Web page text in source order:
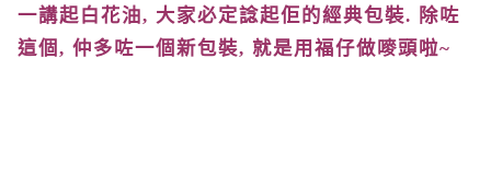
一講起白花油, 大家必定諗起佢的經典包裝. 除咗
這個 , 仲多咗一個新包裝, 就是用福仔做嘜頭啦~